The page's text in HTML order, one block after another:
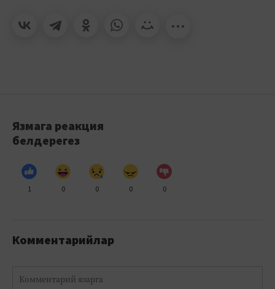
Язмага реакция
белдерегез
1 0 0 0 0
Комментарийлар